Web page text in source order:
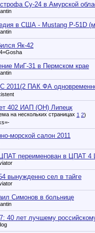
Су-24 в Амурской
в США - Mustang P-51D
Як-42
МиГ-31 в Пермском крае
2011(2 ПАК ФА
402 ИАП (ОН) Липецк
1 2)
морской салон 2011
переименован в ЦПАТ
вынужденно сел в тайге
Симонов в больнице
40 лет лучшему